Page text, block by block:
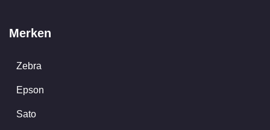
Merken
Zebra
Epson
Sato